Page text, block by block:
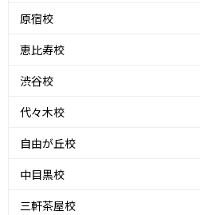
原宿校
恵比寿校
渋谷校
代々木校
自由が丘校
中目黒校
三軒茶屋校